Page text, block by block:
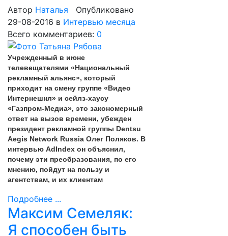
Автор Наталья
Опубликовано
29-08-2016 в Интервью месяца
Всего комментариев: 0
Учрежденный в июне
телевещателями «Национальный
рекламный альянс», который
приходит на смену группе «Видео
Интернешнл» и сейлз-хаусу
«Газпром-Медиа», это закономерный
ответ на вызов времени, убежден
президент рекламной группы Dentsu
Aegis Network Russia Олег Поляков. В
интервью AdIndex он объяснил,
почему эти преобразования, по его
мнению, пойдут на пользу и
агентствам, и их клиентам
Подробнее ...
Максим Семеляк:
Я способен быть